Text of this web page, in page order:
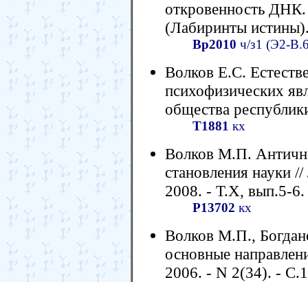
откровенность
(Лабиринты
Вр2010 ч/з1 (Э2-
Волков Е.С.
психофизических
общества
Т1881 кх
Волков М.П.
становления науки
2008. - Т.Х, вып.5-
Р13702 кх
Волков М.П.,
основные
2006. - N 2(34). -